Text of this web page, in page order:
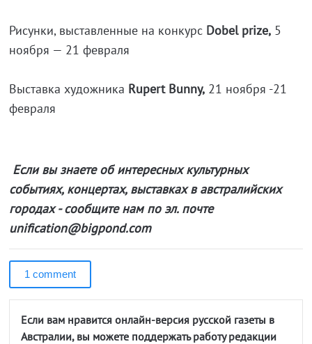
Рисунки, выставленные на конкурс Dobel prize,5
ноября — 21 февраля
Выставка художника Rupert Bunny,21 ноября -21
февраля
Если вы знаете об интересных культурных
событиях, концертах, выставках в австралийских
городах - сообщите нам по эл. почте
unification@bigpond.com
1 comment
Если вам нравится онлайн-версия русской газеты в
Австралии, вы можете поддержать работу редакции